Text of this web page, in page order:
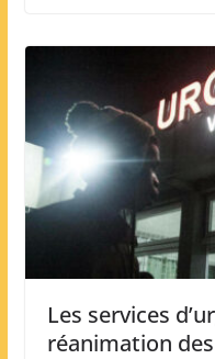
Les services
réanimation